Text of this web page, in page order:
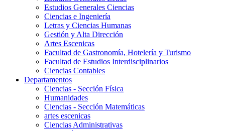
Estudios Generales Ciencias
Ciencias e Ingeniería
Letras y Ciencias Humanas
Gestión y Alta Dirección
Artes Escenicas
Facultad de Gastronomía, Hotelería y Turismo
Facultad de Estudios Interdisciplinarios
Ciencias Contables
Departamentos
Ciencias - Sección Física
Humanidades
Ciencias - Sección Matemáticas
artes escenicas
Ciencias Administrativas